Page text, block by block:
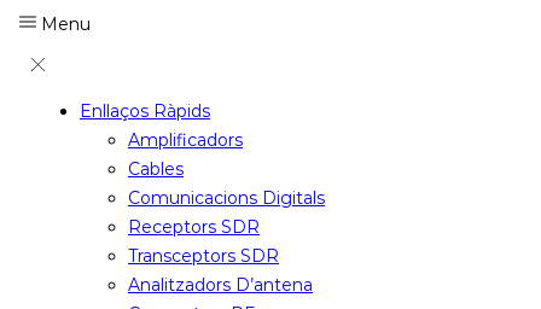
Menu
Enllaços Ràpids
Amplificadors
Cables
Comunicacions Digitals
Receptors SDR
Transceptors SDR
Analitzadors D’antena